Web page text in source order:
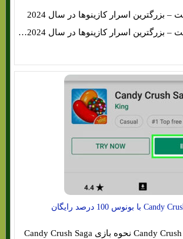
بهترین اعداد رولت – بزرگترین اسرار کازینوها در سال 2024
– بزرگترین اسرار کازینوها در سال 2024…
نحوه بازی Candy Crush Saga نحوه بازی Candy Crush Saga